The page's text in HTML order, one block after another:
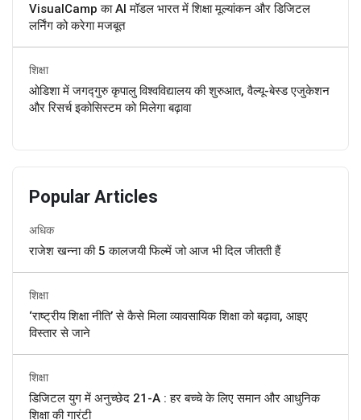
VisualCamp का AI मॉडल भारत में शिक्षा मूल्यांकन और डिजिटल
लर्निंग को करेगा मजबूत
शिक्षा
ओडिशा में जगद्गुरु कृपालु विश्वविद्यालय की शुरुआत, वैल्यू-बेस्ड एजुकेशन
और रिसर्च इकोसिस्टम को मिलेगा बढ़ावा
Popular Articles
अधिक
राजेश खन्ना की 5 कालजयी फिल्में जो आज भी दिल जीतती हैं
शिक्षा
‘राष्ट्रीय शिक्षा नीति’ से कैसे मिला व्यावसायिक शिक्षा को बढ़ावा, आइए
विस्तार से जाने
शिक्षा
डिजिटल युग में अनुच्छेद 21-A : हर बच्चे के लिए समान और आधुनिक
शिक्षा की गारंटी